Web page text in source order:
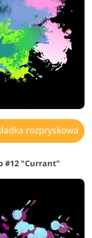
rozpryskowa
#12 "Currant"